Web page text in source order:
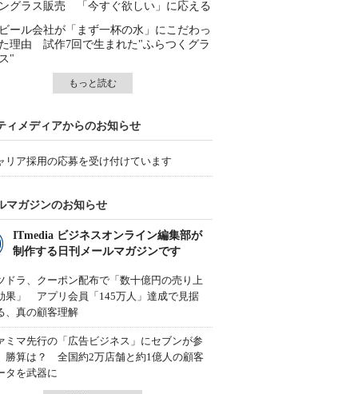
グラス販売 「今すぐ欲しい」に応える
ール会社が「まず一杯の水」にこだわっ
理由 試作7回で生まれた"ふらつくグラ
"
もっと読む
ィメディアからのお知らせ
リア採用の応募を受け付けています
マガジンのお知らせ
ITmedia ビジネスオンライン編集部が
制作する日刊メールマガジンです
ドラ、クーポン配布で「数十億円の売り上
果」 アプリ会員「145万人」達成で見据
、真の顧客理解
ミマ先行の「広告ビジネス」にセブンが参
勝算は？ 全国約2万店舗と約1億人の顧客
タを武器に